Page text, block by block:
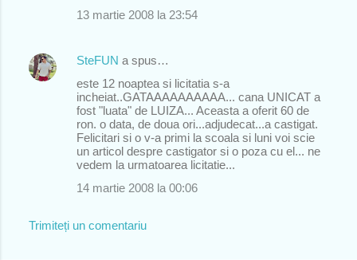
13 martie 2008 la 23:54
SteFUN a spus…
este 12 noaptea si licitatia s-a
incheiat..GATAAAAAAAAAA... cana UNICAT a
fost "luata" de LUIZA... Aceasta a oferit 60 de
ron. o data, de doua ori...adjudecat...a castigat.
Felicitari si o v-a primi la scoala si luni voi scie
un articol despre castigator si o poza cu el... ne
vedem la urmatoarea licitatie...
14 martie 2008 la 00:06
Trimiteți un comentariu